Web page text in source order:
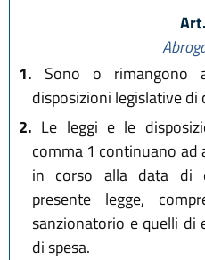
1. Sono o rimangono
disposizioni legislative di
2. Le leggi e le
comma 1 continuano ad
in corso alla data di
presente legge,
sanzionatorio e quelli di
di spesa.